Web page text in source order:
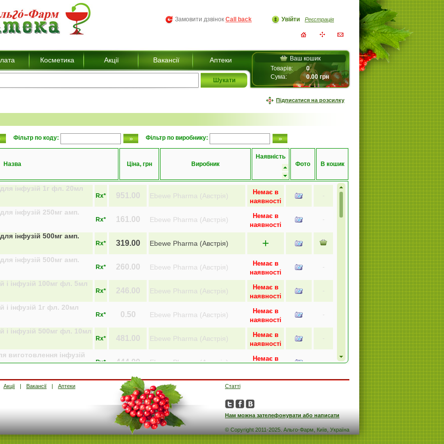
Увійти Реєстрація
Замовити дзвінок Call back
Косметика Акції Вакансії Аптеки
Ваш кошик
0
Товарів:
0.00 грн
Сума:
Підписатися на розсилку
Фільтр по коду: Фільтр по виробнику:
Назва Ціна, грн Виробник
Наявність
Фото
В кошик
інфузій 1г фл. 20мл
Rx* 951.00 Ebewe Pharma (Австрія)
Немає в
наявності
-
інфузій 250мг амп.
Rx* 161.00 Ebewe Pharma (Австрія)
Немає в
наявності
-
інфузій 500мг амп.
Rx* 319.00 Ebewe Pharma (Австрія) +
інфузій 500мг амп.
Rx* 260.00 Ebewe Pharma (Австрія)
Немає в
наявності
-
і інфузій 100мг фл. 5мл
Rx* 246.00 Ebewe Pharma (Австрія)
Немає в
наявності
-
і інфузій 1г фл. 20мл
Rx* 0.50 Ebewe Pharma (Австрія)
Немає в
наявності
-
і інфузій 500мг фл. 10мл
Rx* 481.00 Ebewe Pharma (Австрія)
Немає в
наявності
-
виготовлення інфузій
Rx* 444.00 Ebewe Pharma (Австрія)
Немає в
-
виготовлення інфузій
3097.00 Ebewe Pharma (Австрія)
1228.00 Ebewe Pharma (Австрія)
наявності
інфузій 1г фл. 25мл №1 Rx* 1380.00 Ebewe Pharma (Австрія) +
інфузій 200мг фл. 5мл
Акції Вакансії Аптеки Статті
Нам можна зателефонувати або написати
© Copyright 2011-2025. Альго-Фарм, Київ, Україна